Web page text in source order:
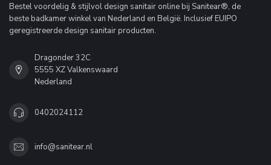
Bestel voordelig & stijlvol design sanitair online bij Sanitear®, de
beste badkamer winkel van Nederland en België. Inclusief EUIPO
geregistreerde design sanitair producten.
Dragonder 32C
5555 XZ Valkenswaard
Nederland
0402024112
info@sanitear.nl